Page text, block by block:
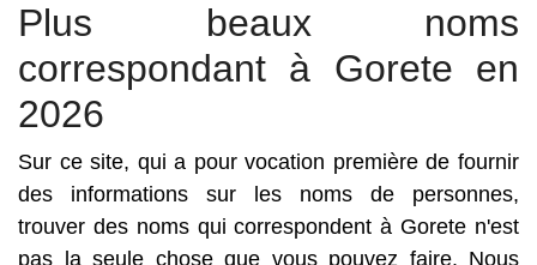
Plus beaux noms
correspondant à Gorete en
2026
Sur ce site, qui a pour vocation première de fournir
des informations sur les noms de personnes,
trouver des noms qui correspondent à Gorete n'est
pas la seule chose que vous pouvez faire. Nous